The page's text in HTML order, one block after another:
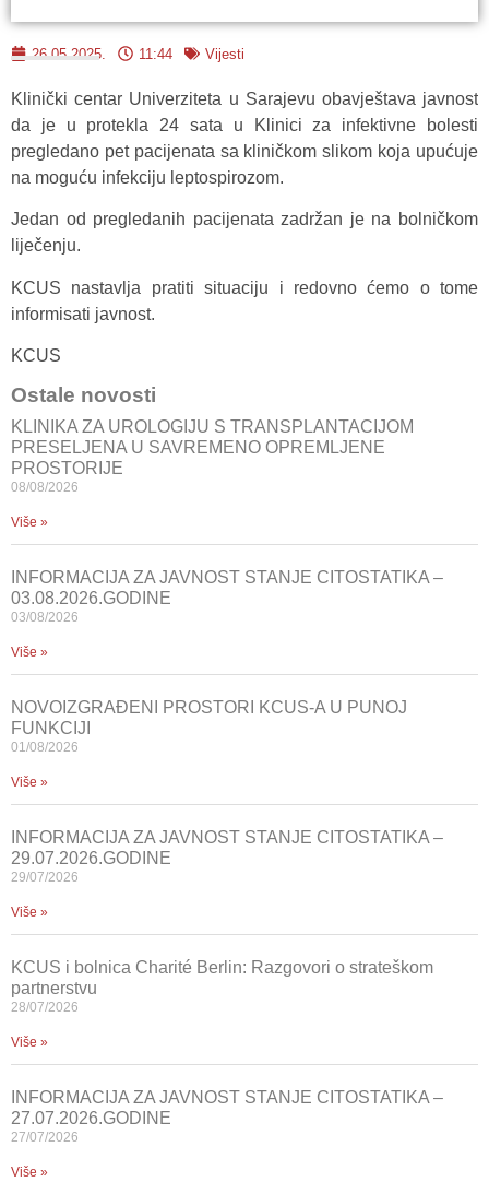
26.05.2025. 11:44 Vijesti
Klinički centar Univerziteta u Sarajevu obavještava javnost
da je u protekla 24 sata u Klinici za infektivne bolesti
pregledano pet pacijenata sa kliničkom slikom koja upućuje
na moguću infekciju leptospirozom.
Jedan od pregledanih pacijenata zadržan je na bolničkom
liječenju.
KCUS nastavlja pratiti situaciju i redovno ćemo o tome
informisati javnost.
KCUS
Ostale novosti
KLINIKA ZA UROLOGIJU S TRANSPLANTACIJOM
PRESELJENA U SAVREMENO OPREMLJENE
PROSTORIJE
08/08/2026
Više »
INFORMACIJA ZA JAVNOST STANJE CITOSTATIKA –
03.08.2026.GODINE
03/08/2026
Više »
NOVOIZGRAĐENI PROSTORI KCUS-A U PUNOJ
FUNKCIJI
01/08/2026
Više »
INFORMACIJA ZA JAVNOST STANJE CITOSTATIKA –
29.07.2026.GODINE
29/07/2026
Više »
KCUS i bolnica Charité Berlin: Razgovori o strateškom
partnerstvu
28/07/2026
Više »
INFORMACIJA ZA JAVNOST STANJE CITOSTATIKA –
27.07.2026.GODINE
27/07/2026
Više »